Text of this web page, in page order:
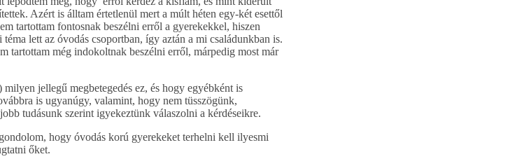
Azért is álltam értetlenül mert a múlt héten egy-két esettől
tartottam fontosnak beszélni erről a gyerekekkel, hiszen
lett az óvodás csoportban, így aztán a mi családunkban is.
tartottam még indokoltnak beszélni erről, márpedig most már
jellegű megbetegedés ez, és hogy egyébként is
is ugyanúgy, valamint, hogy nem tüsszögünk,
tudásunk szerint igyekeztünk válaszolni a kérdéseikre.
hogy óvodás korú gyerekeket terhelni kell ilyesmi
őket.